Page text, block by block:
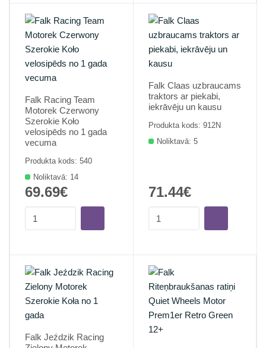
Falk Racing Team
Motorek Czerwony
Szerokie Koło
velosipēds no 1 gada
vecuma
Produkta kods: 540
Noliktavā: 14
69.69€
Falk Claas uzbraucams
traktors ar piekabi,
iekrāvēju un kausu
Produkta kods: 912N
Noliktavā: 5
71.44€
Falk Jeździk Racing